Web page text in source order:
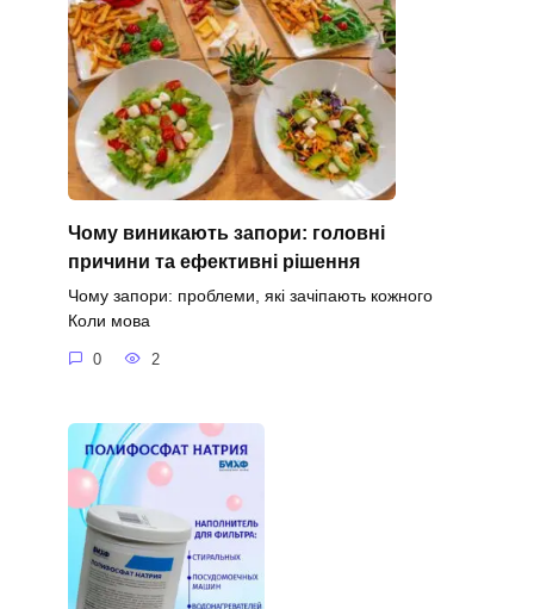
Чому виникають запори: головні
причини та ефективні рішення
Чому запори: проблеми, які зачіпають кожного
Коли мова
0 2